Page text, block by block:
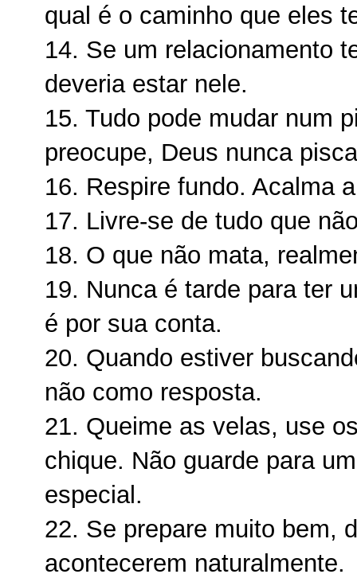
qual é o caminho que eles
14. Se um relacionamento
deveria estar nele.
15. Tudo pode mudar num
preocupe, Deus nunca
16. Respire fundo. Acalma
17. Livre-se de tudo que
18. O que não mata,
19. Nunca é tarde para ter
é por sua conta.
20. Quando estiver
não como resposta.
21. Queime as velas, use
chique. Não guarde para
especial.
22. Se prepare muito bem,
acontecerem naturalmente.